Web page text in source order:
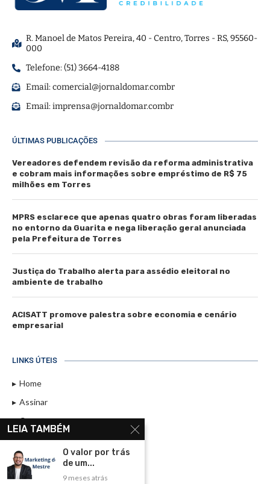
R. Manoel de Matos Pereira, 40 - Centro, Torres - RS, 95560-
000
Telefone: (51) 3664-4188
Email:comercial@jornaldomar.combr
Email:imprensa@jornaldomar.combr
ÚLTIMAS PUBLICAÇÕES
Vereadores defendem revisão da reforma administrativa
e cobram mais informações sobre empréstimo de R$ 75
milhões em Torres
MPRS esclarece que apenas quatro obras foram liberadas
no entorno da Guarita e nega liberação geral anunciada
pela Prefeitura de Torres
Justiça do Trabalho alerta para assédio eleitoral no
ambiente de trabalho
ACISATT promove palestra sobre economia e cenário
empresarial
LINKS ÚTEIS
Home
Assinar
Contato
Política de Privacidade
Rádio Maristela - Ao Vivo
LEIA TAMBÉM
O valor por trás
de um...
9 meses atrás